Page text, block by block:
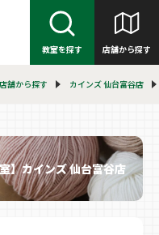
教室を探す 店舗から探す
店舗から探す カインズ 仙台富谷店
】カインズ 仙台富谷店